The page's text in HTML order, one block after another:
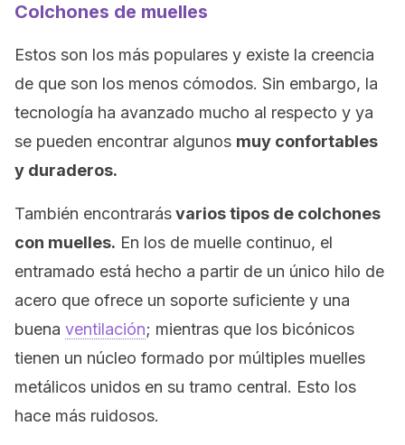
Colchones de muelles
Estos son los más populares y existe la creencia
de que son los menos cómodos. Sin embargo, la
tecnología ha avanzado mucho al respecto y ya
se pueden encontrar algunos muy confortables
y duraderos.
También encontrarásvarios tipos de colchones
con muelles. En los de muelle continuo, el
entramado está hecho a partir de un único hilo de
acero que ofrece un soporte suficiente y una
buena ventilación; mientras que los bicónicos
tienen un núcleo formado por múltiples muelles
metálicos unidos en su tramo central. Esto los
hace más ruidosos.